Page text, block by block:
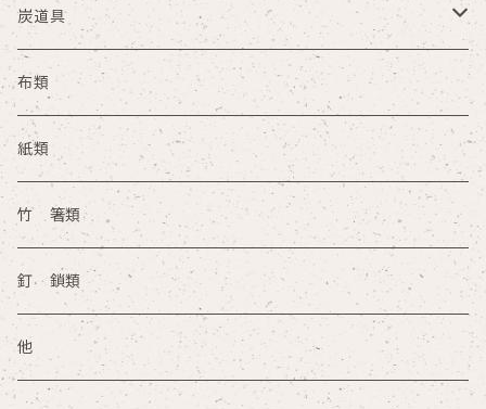
夜咄
円座 手桶 路地草履
火鉢 手あぶり その他
茶掃箱 茶漏斗 茶漉
水屋壺 茶巾盥
炭道具
炭取
灰器
布類
紙類
竹 箸類
釘 鎖類
他